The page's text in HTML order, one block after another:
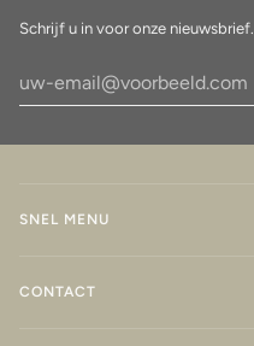
Schrijf u in voor onze nieuwsbrief.
SNEL MENU
CONTACT